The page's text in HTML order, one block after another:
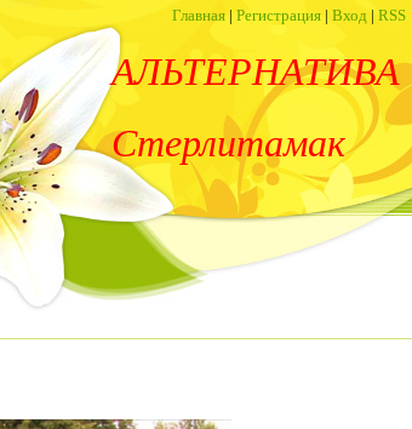
Главная | Регистрация | Вход | RSS
АЛЬТЕРНАТИВА
Стерлитамак